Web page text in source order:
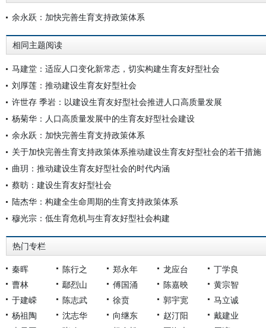
余永跃：加快完善生育支持政策体系
相同主题阅读
马建堂：适应人口变化新常态，切实构建生育友好型社会
刘厚莲：推动建设生育友好型社会
许世存 季岩：以建设生育友好型社会推进人口高质量发展
杨菊华：人口高质量发展中的生育友好型社会建设
余永跃：加快完善生育支持政策体系
关于加快完善生育支持政策体系推动建设生育友好型社会的若干措施
曲玥：推动建设生育友好型社会的时代内涵
蔡昉：建设生育友好型社会
陆杰华：构建全生命周期的生育支持政策体系
穆光宗：低生育危机与生育友好型社会构建
热门专栏
秦晖 陈行之 郑永年 龙应台
丁学良
曹林
鄢烈山 傅国涌 陈嘉映
黄宗智
于建嵘
陈志武 徐贲 郭宇宽
马立诚
杨祖陶
沈志华 向继东 赵汀阳
戴建业